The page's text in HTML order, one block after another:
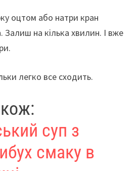
оцтом або натри кран
на кілька хвилин. І вже
легко все сходить.
суп з
смаку в